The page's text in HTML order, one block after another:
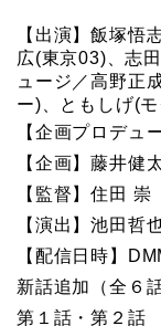
【出演】飯塚悟
広(東京03)、志
ュージ／高野正
ー)、ともしげ(
【企画プロデュ
【企画】藤井健
【監督】住田 崇
【演出】池田哲
【配信日時】
新話追加（全６話
第１話・第２話